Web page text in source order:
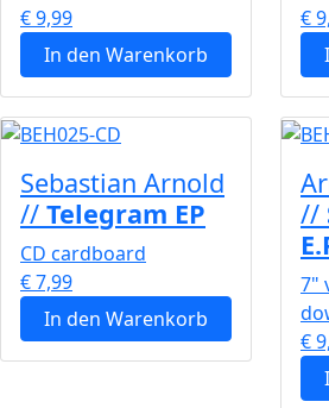
€ 9,99
In den Warenkorb
€
Sebastian Arnold
// Telegram EP
CD cardboard
€ 7,99
In den Warenkorb
//
7"
€